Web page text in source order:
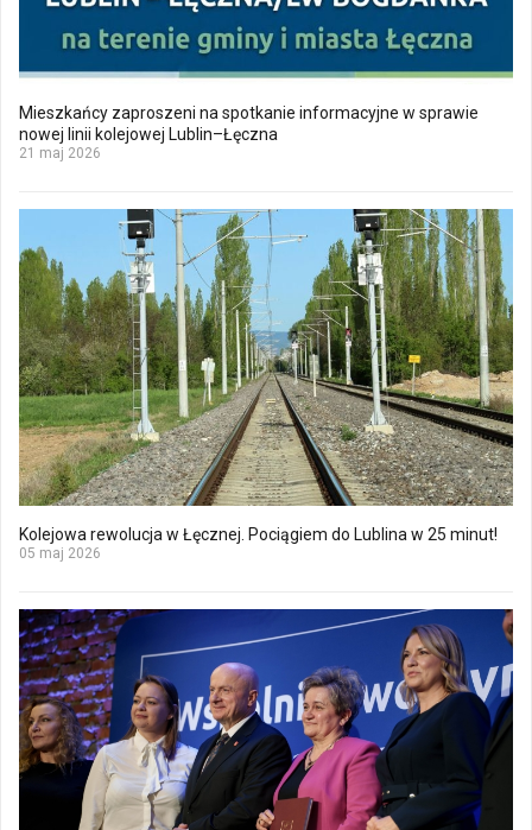
Mieszkańcy zaproszeni na spotkanie informacyjne w sprawie
nowej linii kolejowej Lublin–Łęczna
21 maj 2026
Kolejowa rewolucja w Łęcznej. Pociągiem do Lublina w 25 minut!
05 maj 2026